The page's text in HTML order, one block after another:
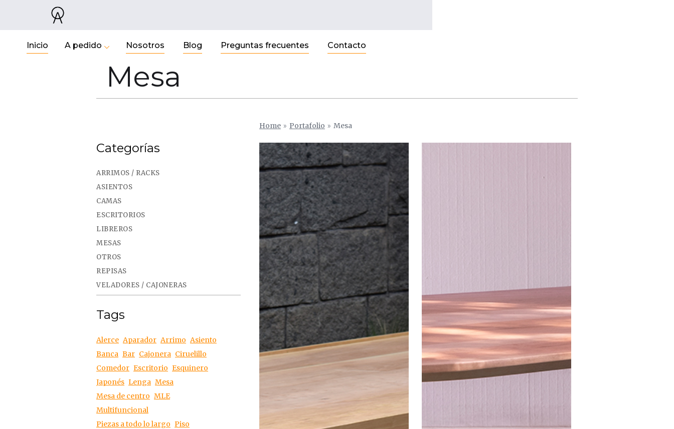
Inicio A pedido Nosotros Blog Preguntas frecuentes Contacto
Mesa
Categorías
ARRIMOS / RACKS
ASIENTOS
CAMAS
ESCRITORIOS
LIBREROS
MESAS
OTROS
REPISAS
VELADORES / CAJONERAS
Tags
Alerce Aparador Arrimo Asiento
Banca Bar Cajonera Ciruelillo
Comedor Escritorio Esquinero
Japonés Lenga Mesa
Mesa de centro MLE
Multifuncional
Piezas a todo lo largo Piso
Home » Portafolio » Mesa